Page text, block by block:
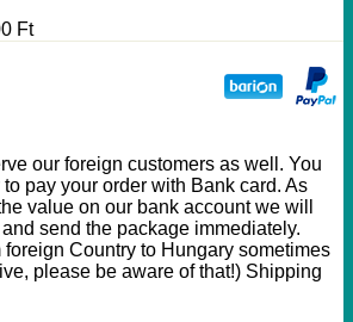
Ft
our foreign customers as well. You
pay your order with Bank card. As
value on our bank account we will
send the package immediately.
foreign Country to Hungary sometimes
please be aware of that!) Shipping